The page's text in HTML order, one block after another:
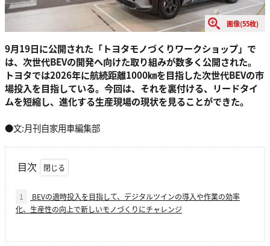
画像(55枚)
9月19日に公開された「トヨタモノづくりワークショップ」で
は、次世代BEVの開発へ向けた取り組みが数多く公開された。
トヨタでは2026年に航続距離1000㎞を目指した次世代BEVの市
場投入を目指している。今回は、それを裏付ける、リードタイ
ムを短縮し、進化する生産現場の現状を見ることができた。
●文:月刊自家用車編集部
目次
1
BEVの適時投入を目指して、デジタルツインの導入や作業の効率
化、生産性の向上で新しいモノづくりにチャレンジ